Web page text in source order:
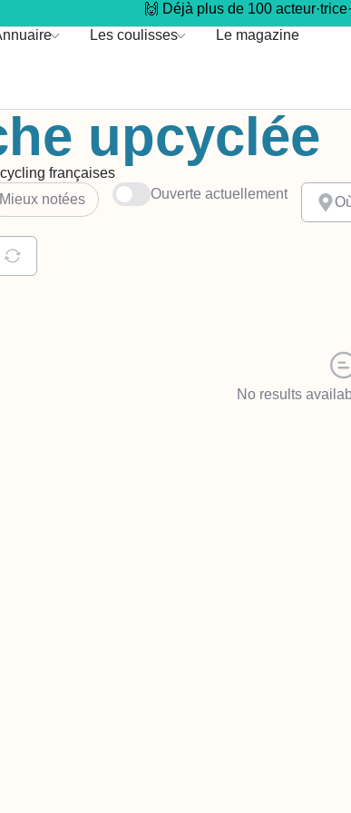
🙌 Déjà plus de 100
Les coulisses Le magazine
upcyclée
françaises
Mieux notées Ouverte actuellement
No results